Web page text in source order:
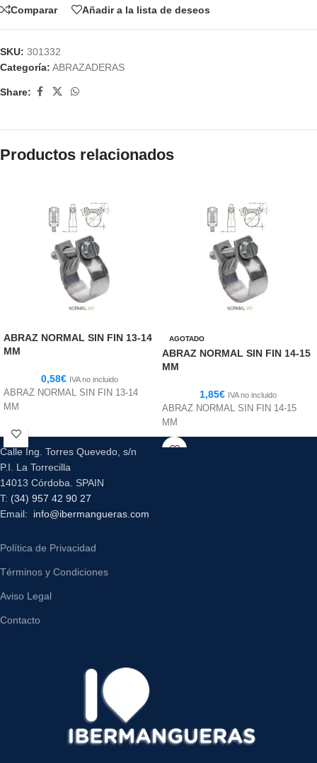
Comparar Añadir a la lista de deseos
SKU: 301332
Categoría: ABRAZADERAS
Share:
Productos relacionados
ABRAZ NORMAL SIN FIN 13-14
MM
0,58€ IVA no incluido
ABRAZ NORMAL SIN FIN 13-14
MM
AGOTADO
ABRAZ NORMAL SIN FIN 14-15
MM
1,85€ IVA no incluido
ABRAZ NORMAL SIN FIN 14-15
MM
Calle Ing. Torres Quevedo, s/n
P.I. La Torrecilla
14013 Córdoba. SPAIN
T: (34) 957 42 90 27
Email: info@ibermangueras.com
Política de Privacidad
Términos y Condiciones
Aviso Legal
Contacto